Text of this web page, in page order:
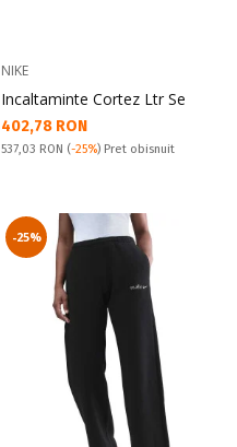
NIKE
Incaltaminte Cortez Ltr Se
Текуща цена:
402,78 RON
Pret obisnuit:
537,03 RON (-25%) Pret obisnuit
-25%